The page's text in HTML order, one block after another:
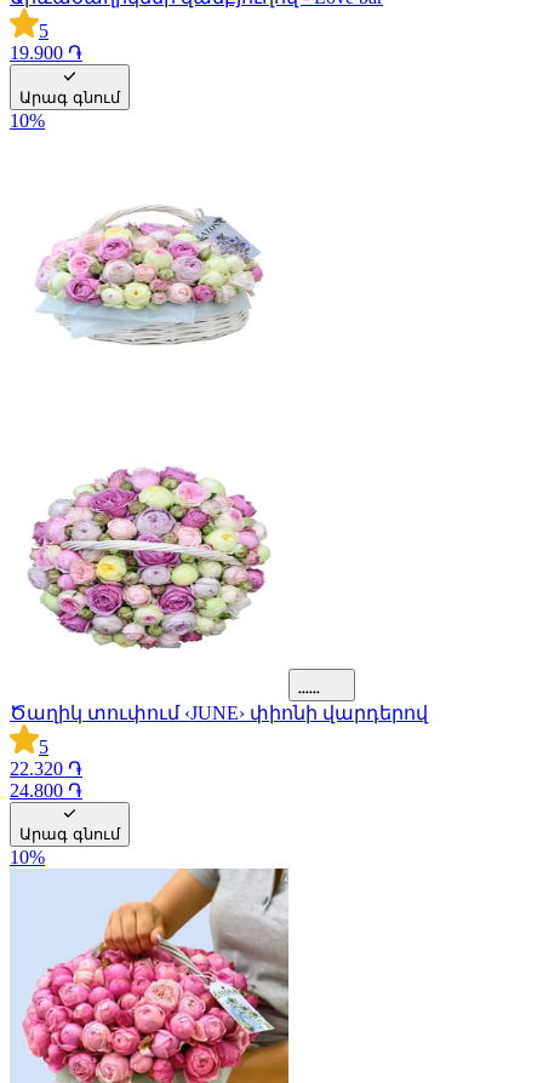
5
19.900 ֏
Արագ գնում
10%
Ծաղիկ տուփում ‹JUNE› փիոնի վարդերով
5
22.320 ֏
24.800 ֏
Արագ գնում
10%